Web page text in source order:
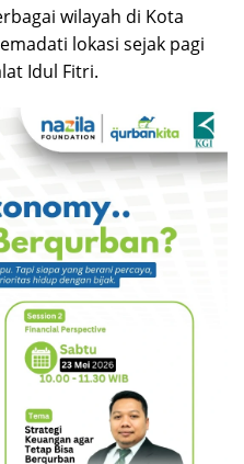
wilayah di Kota
lokasi sejak pagi
Idul Fitri.